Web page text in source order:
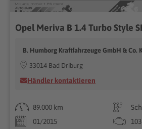
B. Humborg Kraftfahrzeuge GmbH & Co.
33014 Bad Driburg
Händler kontaktieren
89.000 km
01/2015